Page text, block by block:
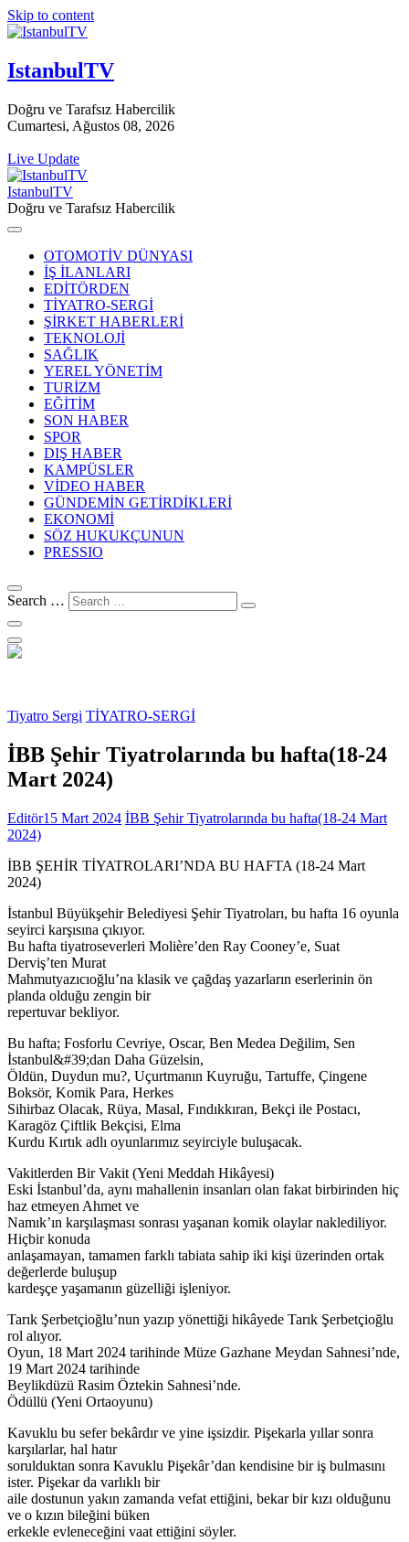
Skip to content
IstanbulTV
Doğru ve Tarafsız Habercilik
Cumartesi, Ağustos 08, 2026
Live Update
IstanbulTV
Doğru ve Tarafsız Habercilik
OTOMOTİV DÜNYASI
İŞ İLANLARI
EDİTÖRDEN
TİYATRO-SERGİ
ŞİRKET HABERLERİ
TEKNOLOJİ
SAĞLIK
YEREL YÖNETİM
TURİZM
EĞİTİM
SON HABER
SPOR
DIŞ HABER
KAMPÜSLER
VİDEO HABER
GÜNDEMİN GETİRDİKLERİ
EKONOMİ
SÖZ HUKUKÇUNUN
PRESSIO
Search …
Tiyatro Sergi TİYATRO-SERGİ
İBB Şehir Tiyatrolarında bu hafta(18-24
Mart 2024)
Editör15 Mart 2024 İBB Şehir Tiyatrolarında bu hafta(18-24 Mart
2024)
İBB ŞEHİR TİYATROLARI’NDA BU HAFTA (18-24 Mart
2024)
İstanbul Büyükşehir Belediyesi Şehir Tiyatroları, bu hafta 16 oyunla
seyirci karşısına çıkıyor.
Bu hafta tiyatroseverleri Molière’den Ray Cooney’e, Suat
Derviş’ten Murat
Mahmutyazıcıoğlu’na klasik ve çağdaş yazarların eserlerinin ön
planda olduğu zengin bir
repertuvar bekliyor.
Bu hafta; Fosforlu Cevriye, Oscar, Ben Medea Değilim, Sen
İstanbul&#39;dan Daha Güzelsin,
Öldün, Duydun mu?, Uçurtmanın Kuyruğu, Tartuffe, Çingene
Boksör, Komik Para, Herkes
Sihirbaz Olacak, Rüya, Masal, Fındıkkıran, Bekçi ile Postacı,
Karagöz Çiftlik Bekçisi, Elma
Kurdu Kırtık adlı oyunlarımız seyirciyle buluşacak.
Vakitlerden Bir Vakit (Yeni Meddah Hikâyesi)
Eski İstanbul’da, aynı mahallenin insanları olan fakat birbirinden hiç
haz etmeyen Ahmet ve
Namık’ın karşılaşması sonrası yaşanan komik olaylar naklediliyor.
Hiçbir konuda
anlaşamayan, tamamen farklı tabiata sahip iki kişi üzerinden ortak
değerlerde buluşup
kardeşçe yaşamanın güzelliği işleniyor.
Tarık Şerbetçioğlu’nun yazıp yönettiği hikâyede Tarık Şerbetçioğlu
rol alıyor.
Oyun, 18 Mart 2024 tarihinde Müze Gazhane Meydan Sahnesi’nde,
19 Mart 2024 tarihinde
Beylikdüzü Rasim Öztekin Sahnesi’nde.
Ödüllü (Yeni Ortaoyunu)
Kavuklu bu sefer bekârdır ve yine işsizdir. Pişekarla yıllar sonra
karşılarlar, hal hatır
sorulduktan sonra Kavuklu Pişekâr’dan kendisine bir iş bulmasını
ister. Pişekar da varlıklı bir
aile dostunun yakın zamanda vefat ettiğini, bekar bir kızı olduğunu
ve o kızın bileğini büken
erkekle evleneceğini vaat ettiğini söyler.